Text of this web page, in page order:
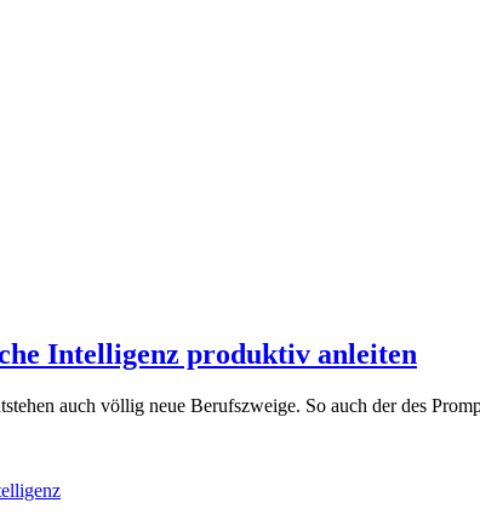
Intelligenz produktiv anleiten
auch völlig neue Berufszweige. So auch der des